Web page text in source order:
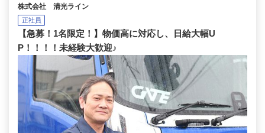
株式会社 清光ライン
正社員
【急募！1名限定！】物価高に対応し、日給大幅U
P！！！！未経験大歓迎♪